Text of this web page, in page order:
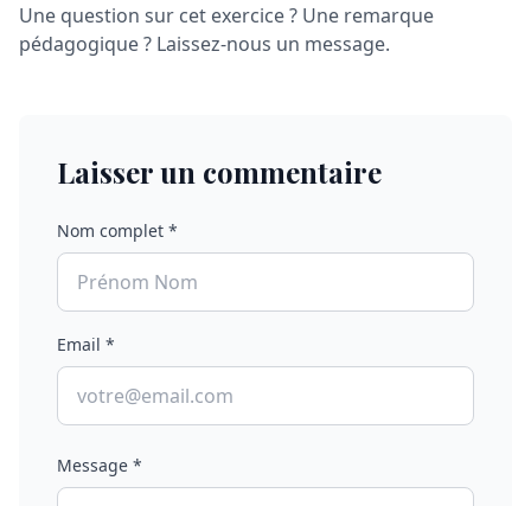
Une question sur cet exercice ? Une remarque
pédagogique ? Laissez-nous un message.
Laisser un commentaire
Nom complet *
Email *
Message *